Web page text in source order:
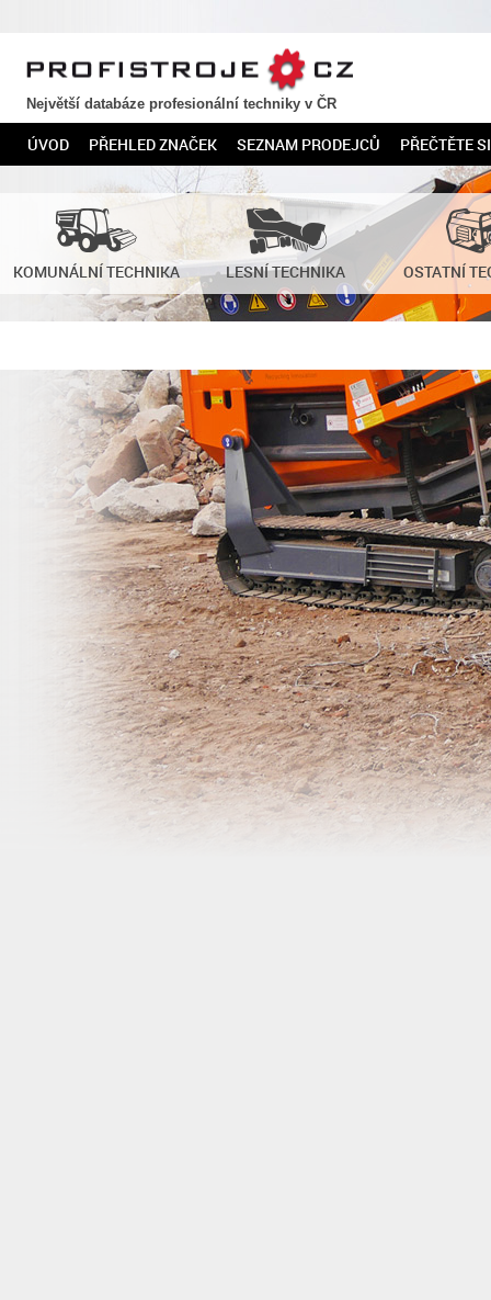
PROFISTROJE.CZ
Největší databáze profesionální techniky v ČR
ÚVOD PŘEHLED ZNAČEK SEZNAM PRODEJCŮ PŘEČTĚTE SI
KOMUNÁLNÍ TECHNIKA LESNÍ TECHNIKA OSTATNÍ